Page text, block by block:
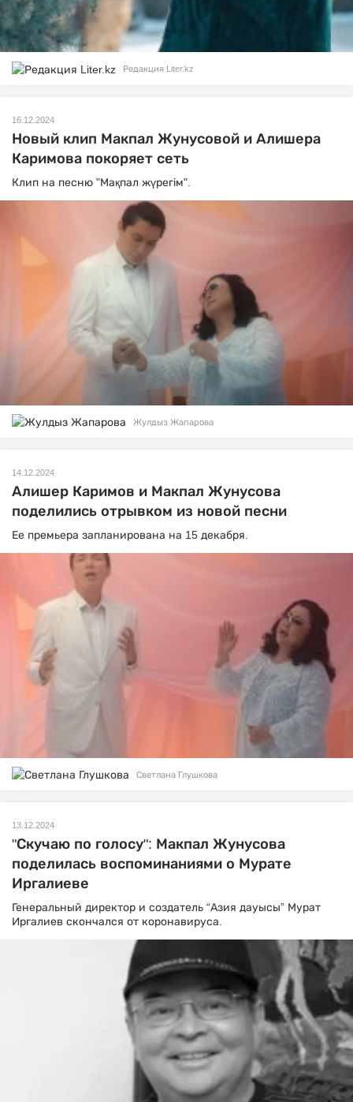
Редакция Liter.kz
16.12.2024
Новый клип Макпал Жунусовой и Алишера
Каримова покоряет сеть
Клип на песню "Мақпал жүрегім".
Жулдыз Жапарова
14.12.2024
Алишер Каримов и Макпал Жунусова
поделились отрывком из новой песни
Ее премьера запланирована на 15 декабря.
Светлана Глушкова
13.12.2024
"Скучаю по голосу": Макпал Жунусова
поделилась воспоминаниями о Мурате
Иргалиеве
Генеральный директор и создатель “Азия дауысы” Мурат
Иргалиев скончался от коронавируса.